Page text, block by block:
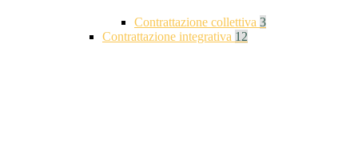
Contrattazione collettiva 3
Contrattazione integrativa 12